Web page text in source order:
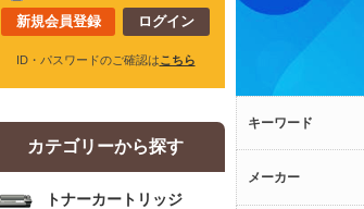
キーワード
メーカー
新規会員登録
ID・パスワードのご確認はこちら
カテゴリーから探す
トナーカートリッジ